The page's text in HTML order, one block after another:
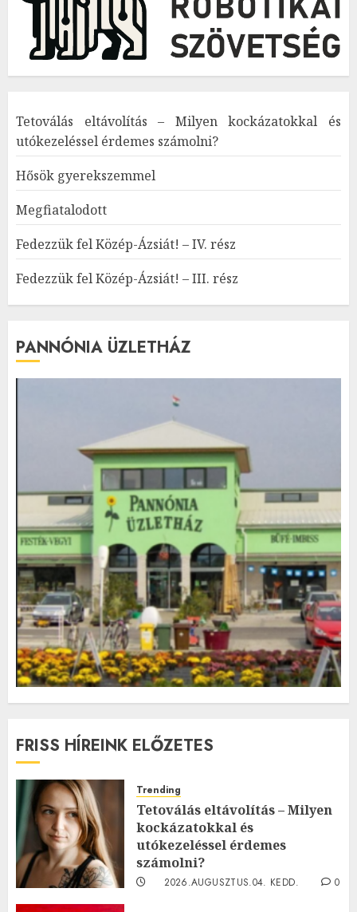
Tetoválás eltávolítás – Milyen kockázatokkal és
utókezeléssel érdemes számolni?
Hősök gyerekszemmel
Megfiatalodott
Fedezzük fel Közép-Ázsiát! – IV. rész
Fedezzük fel Közép-Ázsiát! – III. rész
PANNÓNIA ÜZLETHÁZ
FRISS HÍREINK ELŐZETES
Trending
Tetoválás eltávolítás – Milyen
kockázatokkal és
utókezeléssel érdemes
számolni?
2026.AUGUSZTUS.04. KEDD.
0